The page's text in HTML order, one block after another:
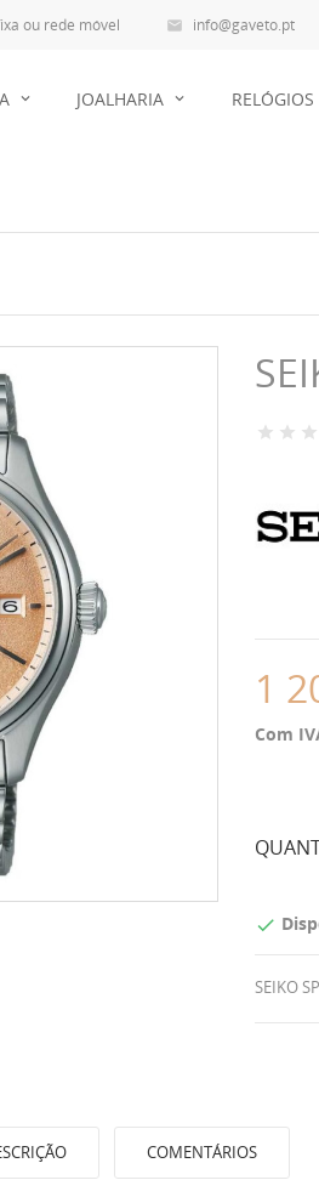
ou rede móvel  info@gaveto.pt
JOALHARIA RELÓGIOS
1
Com

SEIKO
COMENTÁRIOS